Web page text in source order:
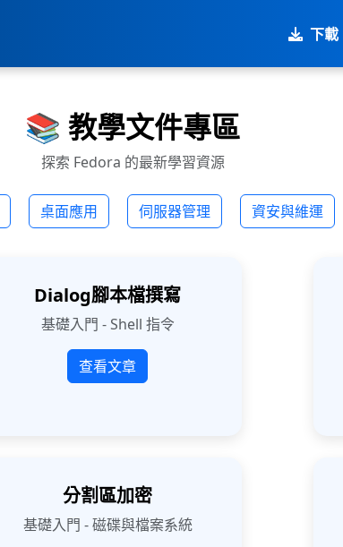
下
📚 教學文件專區
探索 Fedora 的最新學習資源
桌面應用 伺服器管理 資安與維運
Dialog腳本檔撰寫
基礎入門 - Shell 指令
查看文章
分割區加密
基礎入門 - 磁碟與檔案系統